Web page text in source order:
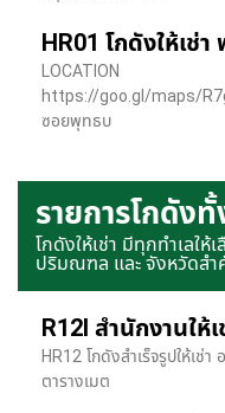
HR01 โกดังให้เช่
LOCATION
https://goo.gl/maps/
ซอยพุทธบ
รายการโกดัง
โกดังให้เช่า มีทุกทำเลใ
ปริมณฑล และ จังหวัดส
R12I สำนักงานให้
HR12 โกดังสำเร็จรูปให้เ
ตารางเมต